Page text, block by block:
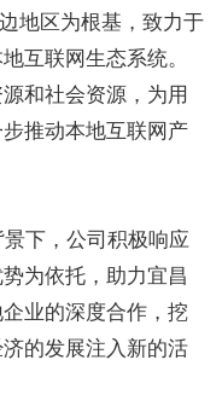
地区为根基，致力于
互联网生态系统。
和社会资源，为用
推动本地互联网产
下，公司积极响应
为依托，助力宜昌
业的深度合作，挖
的发展注入新的活